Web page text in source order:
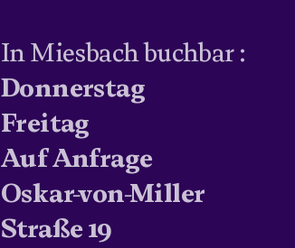
In Miesbach buchbar :
Donnerstag
Freitag
Auf Anfrage
Oskar-von-Miller
Straße 19